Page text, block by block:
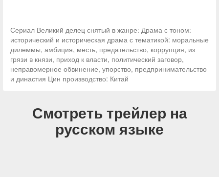
Сериал Великий делец снятый в жанре: Драма с тоном:
исторический и историческая драма с тематикой: моральные
дилеммы, амбиция, месть, предательство, коррупция, из
грязи в князи, приход к власти, политический заговор,
неправомерное обвинение, упорство, предпринимательство
и династия Цин производство: Китай
Смотреть трейлер на
русском языке